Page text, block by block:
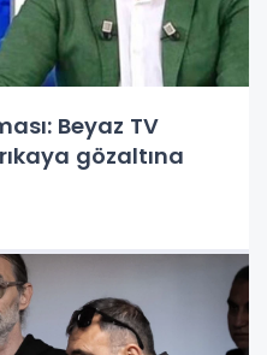
Beyaz TV
gözaltına